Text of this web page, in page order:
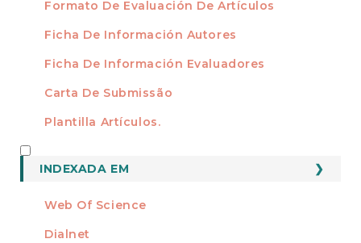
Formato De Evaluación De Artículos
Ficha De Información Autores
Ficha De Información Evaluadores
Carta De Submissão
Plantilla Artículos.
INDEXADA EM
Web Of Science
Dialnet